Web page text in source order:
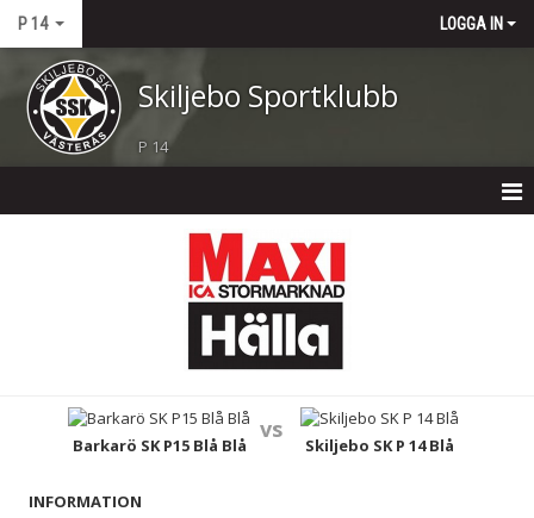
P 14 LOGGA IN
Skiljebo Sportklubb
P 14
TRUPPEN
BILDGALLERI
Barkarö SK P15 Blå Blå
vs
Skiljebo SK P 14 Blå
INFORMATION